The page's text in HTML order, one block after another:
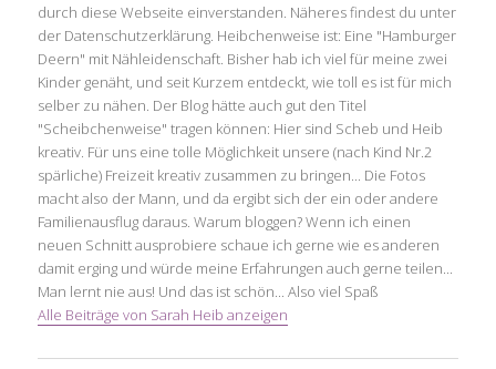
durch diese Webseite einverstanden. Näheres findest du unter
der Datenschutzerklärung. Heibchenweise ist: Eine "Hamburger
Deern" mit Nähleidenschaft. Bisher hab ich viel für meine zwei
Kinder genäht, und seit Kurzem entdeckt, wie toll es ist für mich
selber zu nähen. Der Blog hätte auch gut den Titel
"Scheibchenweise" tragen können: Hier sind Scheb und Heib
kreativ. Für uns eine tolle Möglichkeit unsere (nach Kind Nr.2
spärliche) Freizeit kreativ zusammen zu bringen... Die Fotos
macht also der Mann, und da ergibt sich der ein oder andere
Familienausflug daraus. Warum bloggen? Wenn ich einen
neuen Schnitt ausprobiere schaue ich gerne wie es anderen
damit erging und würde meine Erfahrungen auch gerne teilen...
Man lernt nie aus! Und das ist schön... Also viel Spaß
Alle Beiträge von Sarah Heib anzeigen